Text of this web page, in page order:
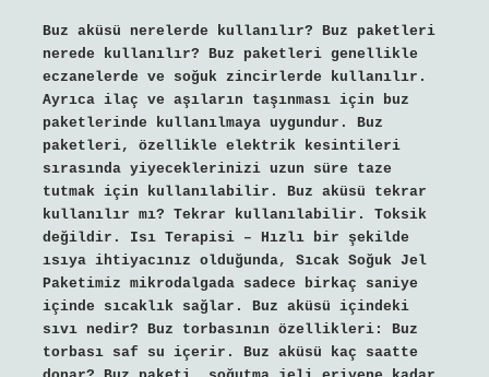
Buz aküsü nerelerde kullanılır? Buz paketleri
nerede kullanılır? Buz paketleri genellikle
eczanelerde ve soğuk zincirlerde kullanılır.
Ayrıca ilaç ve aşıların taşınması için buz
paketlerinde kullanılmaya uygundur. Buz
paketleri, özellikle elektrik kesintileri
sırasında yiyeceklerinizi uzun süre taze
tutmak için kullanılabilir. Buz aküsü tekrar
kullanılır mı? Tekrar kullanılabilir. Toksik
değildir. Isı Terapisi – Hızlı bir şekilde
ısıya ihtiyacınız olduğunda, Sıcak Soğuk Jel
Paketimiz mikrodalgada sadece birkaç saniye
içinde sıcaklık sağlar. Buz aküsü içindeki
sıvı nedir? Buz torbasının özellikleri: Buz
torbası saf su içerir. Buz aküsü kaç saatte